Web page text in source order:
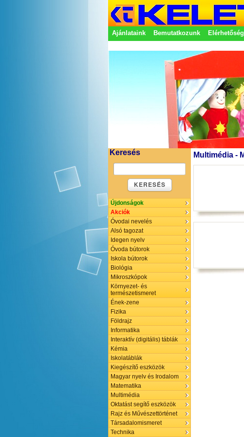
Ajánlataink Bemutatkozunk
Keresés
KERESÉS
Újdonságok
Akciók
Óvodai nevelés
Alsó tagozat
Idegen nyelv
Óvoda bútorok
Iskola bútorok
Biológia
Mikroszkópok
Környezet- és
természetismeret
Ének-zene
Fizika
Földrajz
Informatika
Interaktív (digitális) táblák
Kémia
Iskolatáblák
Kiegészítő eszközök
Magyar nyelv és Irodalom
Matematika
Multimédia
Oktatást segítő eszközök
Rajz és Művészettörténet
Társadalomismeret
Technika
Multimédia -